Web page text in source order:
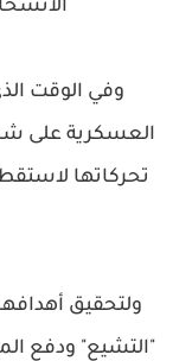
وفي الوقت
العسكرية على
تحركاتها
ولتحقيق
"التشيع" ودفع